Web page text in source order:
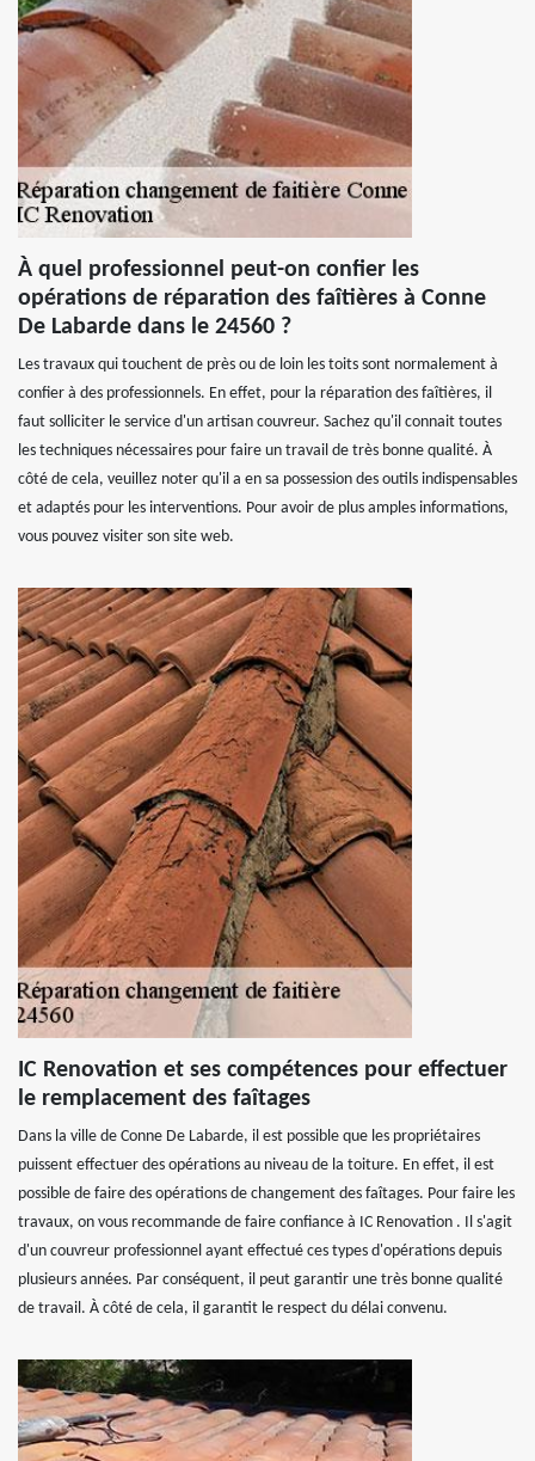
À quel professionnel peut-on confier les
opérations de réparation des faîtières à Conne
De Labarde dans le 24560 ?
Les travaux qui touchent de près ou de loin les toits sont normalement à
confier à des professionnels. En effet, pour la réparation des faîtières, il
faut solliciter le service d'un artisan couvreur. Sachez qu'il connait toutes
les techniques nécessaires pour faire un travail de très bonne qualité. À
côté de cela, veuillez noter qu'il a en sa possession des outils indispensables
et adaptés pour les interventions. Pour avoir de plus amples informations,
vous pouvez visiter son site web.
IC Renovation et ses compétences pour effectuer
le remplacement des faîtages
Dans la ville de Conne De Labarde, il est possible que les propriétaires
puissent effectuer des opérations au niveau de la toiture. En effet, il est
possible de faire des opérations de changement des faîtages. Pour faire les
travaux, on vous recommande de faire confiance à IC Renovation . Il s'agit
d'un couvreur professionnel ayant effectué ces types d'opérations depuis
plusieurs années. Par conséquent, il peut garantir une très bonne qualité
de travail. À côté de cela, il garantit le respect du délai convenu.